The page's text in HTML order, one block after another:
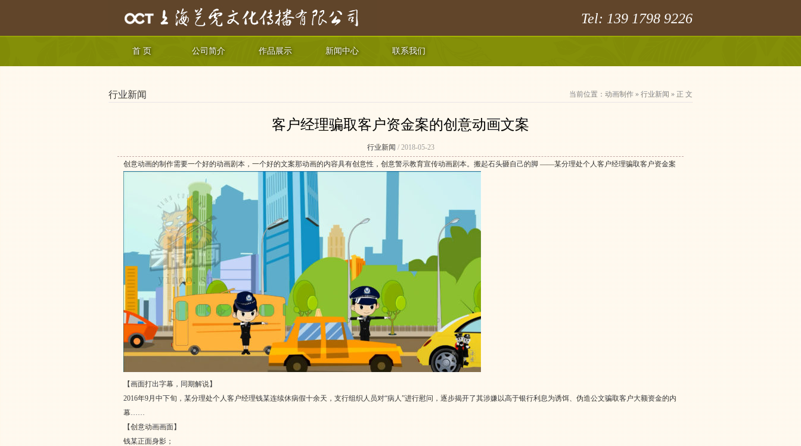
Tel: 139 1798 9226
首 页 公司简介 作品展示 新闻中心 联系我们
当前位置：动画制作»行业新闻» 正 文
行业新闻
客户经理骗取客户资金案的创意动画文案
行业新闻/ 2018-05-23
创意动画的制作需要一个好的动画剧本，一个好的文案那动画的内容具有创意性，创意警示教育宣传动画剧本。搬起石头砸自己的脚 ——某分理处个人客户经理骗取客户资金案
【画面打出字幕，同期解说】
2016年9月中下旬，某分理处个人客户经理钱某连续休病假十余天，支行组织人员对“病人”进行慰问，逐步揭开了其涉嫌以高于银行利息为诱饵、伪造公文骗取客户大额资金的内
幕……
【创意动画画面】
钱某正面身影；